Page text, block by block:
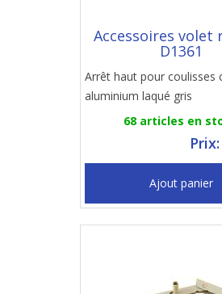
Accessoires volet
D1361
Arrêt haut pour coulisses
aluminium laqué gris
68 articles en
Ajout panier